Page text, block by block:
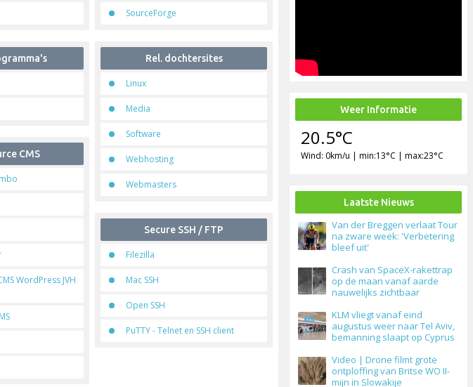
CMS
WordPress JVH
SourceForge
Rel. dochtersites
Linux
Media
Software
Webhosting
Webmasters
Secure SSH / FTP
Filezilla
Mac SSH
Open SSH
PuTTY - Telnet en SSH client
Weer Informatie
20.5°C
Wind: 0km/u | min:13°C | max:23°C
Laatste Nieuws
Van der Breggen verlaat Tour
na zware week: 'Verbetering
bleef uit'
Crash van SpaceX-rakettrap
op de maan vanaf aarde
nauwelijks zichtbaar
KLM vliegt vanaf eind
augustus weer naar Tel Aviv,
bemanning slaapt op Cyprus
Video | Drone filmt grote
ontploffing van Britse WO II-
mijn in Slowakije